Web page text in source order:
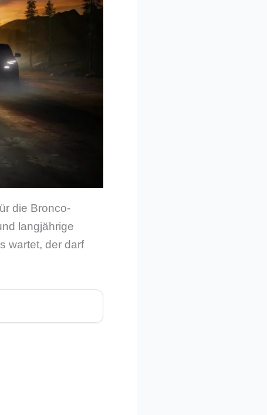
die Bronco-
langjährige
wartet, der darf